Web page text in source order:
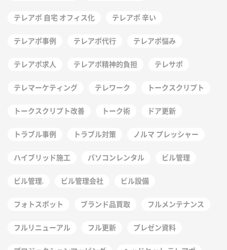
テレアポ 自宅 オフィス化 テレアポ 辛い
テレアポ事例 テレアポ代行 テレアポ悩み
テレアポ求人 テレアポ精神的負担 テレサポ
テレマーケティング テレワーク トークスクリプト
トークスクリプト改善 トーク術 ドア更新
トラブル事例 トラブル対策 ノルマ プレッシャー
ハイブリッド施工 パソコンレンタル ビル管理
ビル管理. ビル管理会社 ビル設備
フォトスポット ブランド品買取 フルメンテナンス
フルリニューアル フル更新 プレゼン資料